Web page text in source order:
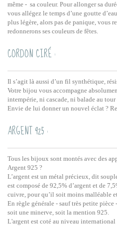
même - sa couleur. Pour allonger sa
vous allégez le temps d’une goutte
plus légère, alors pas de panique, vous
redonnerons ses couleurs de fêtes.
CORDON CIRÉ :
Il s’agit là aussi d’un fil synthétique,
Votre bijou vous accompagne
intempérie, ni cascade, ni balade au
Envie de lui donner un nouvel éclat ?
ARGENT 925 :
Tous les bijoux sont montés avec des
Argent 925 ?
L’argent est un métal précieux, dit
est composé de 92,5% d’argent et de
cuivre, pour qu’il soit moins malléable
En règle générale - sauf très petite
soit une minerve, soit la mention 925.
L'argent est coté au niveau international